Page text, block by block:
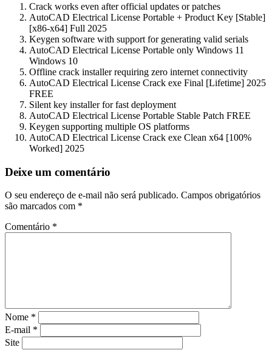
Crack works even after official updates or patches
AutoCAD Electrical License Portable + Product Key [Stable]
[x86-x64] Full 2025
Keygen software with support for generating valid serials
AutoCAD Electrical License Portable only Windows 11
Windows 10
Offline crack installer requiring zero internet connectivity
AutoCAD Electrical License Crack exe Final [Lifetime] 2025
FREE
Silent key installer for fast deployment
AutoCAD Electrical License Portable Stable Patch FREE
Keygen supporting multiple OS platforms
AutoCAD Electrical License Crack exe Clean x64 [100%
Worked] 2025
Deixe um comentário
O seu endereço de e-mail não será publicado. Campos obrigatórios
são marcados com *
Comentário *
Nome *
E-mail *
Site